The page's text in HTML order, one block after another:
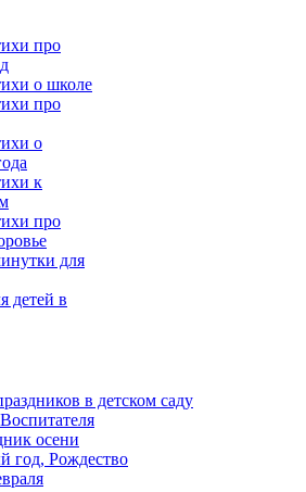
про
о школе
про
о
к
про
для
детей в
в детском саду
осени
год, Рождество